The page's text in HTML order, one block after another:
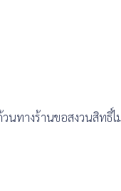
นทางร้านขอสงวนสิทธิ์